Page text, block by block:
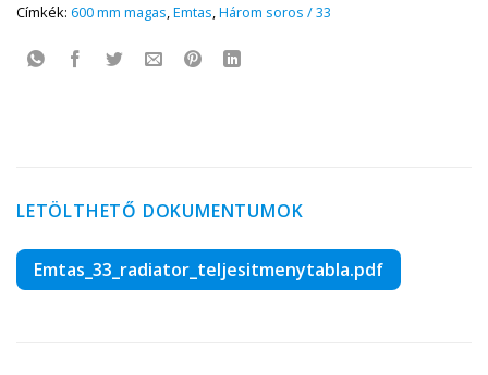
Címkék: 600 mm magas Emtas Három soros / 33
LETÖLTHETŐ DOKUMENTUMOK
Emtas_33_radiator_teljesitmenytabla.pdf